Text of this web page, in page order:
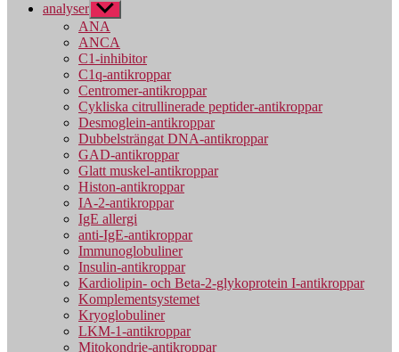
analyser Visa
undermeny
ANA
ANCA
C1-inhibitor
C1q-antikroppar
Centromer-antikroppar
Cykliska citrullinerade peptider-antikroppar
Desmoglein-antikroppar
Dubbelsträngat DNA-antikroppar
GAD-antikroppar
Glatt muskel-antikroppar
Histon-antikroppar
IA-2-antikroppar
IgE allergi
anti-IgE-antikroppar
Immunoglobuliner
Insulin-antikroppar
Kardiolipin- och Beta-2-glykoprotein I-antikroppar
Komplementsystemet
Kryoglobuliner
LKM-1-antikroppar
Mitokondrie-antikroppar